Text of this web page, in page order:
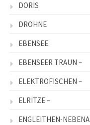
DORIS
DROHNE
EBENSEE
EBENSEER TRAUN –
ELEKTROFISCHEN –
ELRITZE –
ENGLEITHEN-